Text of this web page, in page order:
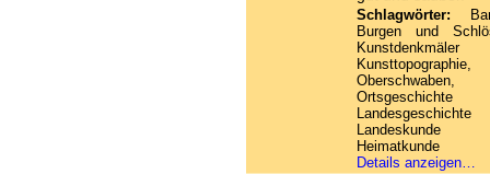
Schlagwörter:
Burgen und
Kunsttopographie,
Oberschwaben,
Heimatkunde
Details anzeigen…